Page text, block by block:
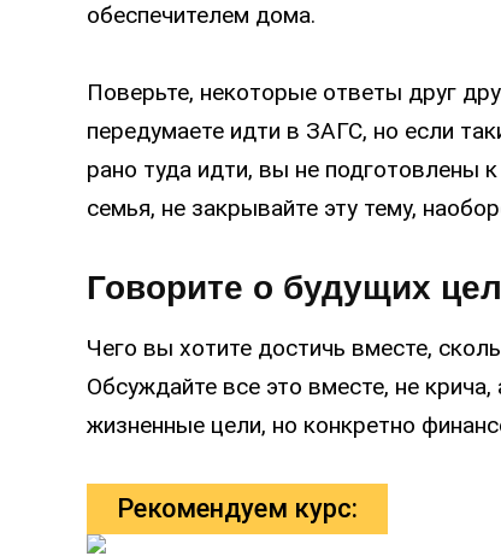
обеспечителем дома.
Поверьте, некоторые ответы друг
передумаете идти в ЗАГС, но если
рано туда идти, вы не подготовлены
семья, не закрывайте эту тему,
Говорите о будущих
Чего вы хотите достичь вместе,
Обсуждайте все это вместе, не
жизненные цели, но конкретно
Рекомендуем курс: